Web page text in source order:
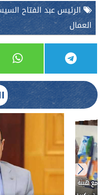
الرئيس عبد الفتاح
العمال
هيئة